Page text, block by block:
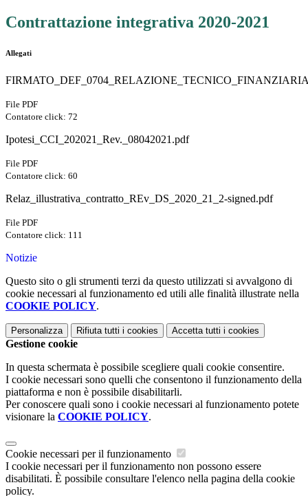
Contrattazione integrativa 2020-2021
Allegati
File PDF
Contatore click: 72
Ipotesi_CCI_202021_Rev._08042021.pdf
File PDF
Contatore click: 60
Relaz_illustrativa_contratto_REv_DS_2020_21_2-signed.pdf
File PDF
Contatore click: 111
Notizie
Questo sito o gli strumenti terzi da questo utilizzati si avvalgono di
cookie necessari al funzionamento ed utili alle finalità illustrate nella
COOKIE POLICY.
Personalizza Rifiuta tutti i cookies Accetta tutti i cookies
Gestione cookie
In questa schermata è possibile scegliere quali cookie consentire.
I cookie necessari sono quelli che consentono il funzionamento della
piattaforma e non è possibile disabilitarli.
Per conoscere quali sono i cookie necessari al funzionamento potete
visionare la COOKIE POLICY.
Cookie necessari per il funzionamento
I cookie necessari per il funzionamento non possono essere
disabilitati. È possibile consultare l'elenco nella pagina della cookie
policy.